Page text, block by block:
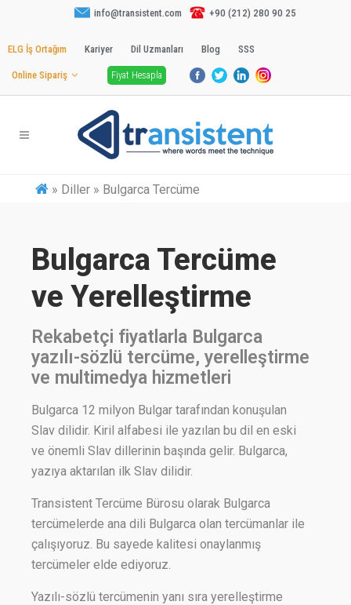
info@transistent.com +90 (212) 280 90 25
ELG İş Ortağım Kariyer Dil Uzmanları Blog SSS
Online Sipariş Fiyat Hesapla
» Diller » Bulgarca Tercüme
Bulgarca Tercüme
ve Yerelleştirme
Rekabetçi fiyatlarla Bulgarca
yazılı-sözlü tercüme, yerelleştirme
ve multimedya hizmetleri
Bulgarca 12 milyon Bulgar tarafından konuşulan
Slav dilidir. Kiril alfabesi ile yazılan bu dil en eski
ve önemli Slav dillerinin başında gelir. Bulgarca,
yazıya aktarılan ilk Slav dilidir.
Transistent Tercüme Bürosu olarak Bulgarca
tercümelerde ana dili Bulgarca olan tercümanlar ile
çalışıyoruz. Bu sayede kalitesi onaylanmış
tercümeler elde ediyoruz.
Yazılı-sözlü tercümenin yanı sıra yerelleştirme